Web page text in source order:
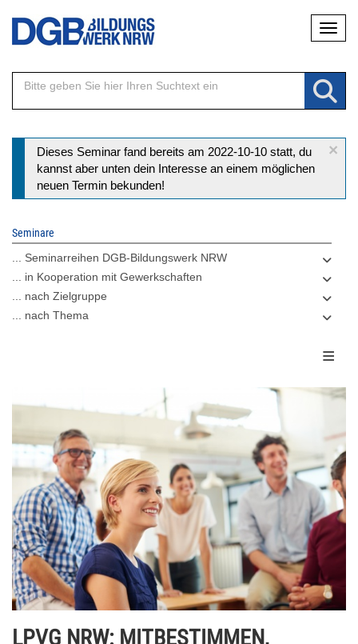
Direkt
Inhalt
×
Statusmeldung
Dieses Seminar fand bereits am 2022-10-10 statt, du
kannst aber unten dein Interesse an einem möglichen
neuen Termin bekunden!
Seminare
... Seminarreihen DGB-Bildungswerk NRW
... in Kooperation mit Gewerkschaften
... nach Zielgruppe
... nach Thema
LPVG NRW: MITBESTIMMEN,